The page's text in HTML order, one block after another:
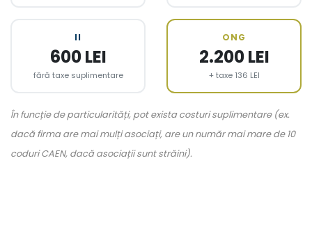
II
600 LEI
fără taxe suplimentare
ONG
2.200 LEI
+ taxe 136 LEI
În funcție de particularități, pot exista costuri suplimentare (ex.
dacă firma are mai mulți asociați, are un număr mai mare de 10
coduri CAEN, dacă asociații sunt străini).